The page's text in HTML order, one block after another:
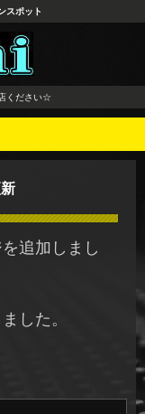
ヤ ホ
ーオ
ト
スポット
ください☆
追加しまし
した。